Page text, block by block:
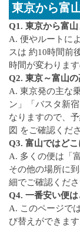
東京から富
Q1. 東京から富
A. 便やルートに
スは 約10時間前
時間が変わりま
Q2. 東京～富山
A. 東京発の主な
ン」「バスタ新
なりますので、
図 をご確認くださ
Q3. 富山ではど
A. 多くの便は「
その他の場所に
細でご確認くださ
Q4. 一番安い便
A. このページで
び替えができま